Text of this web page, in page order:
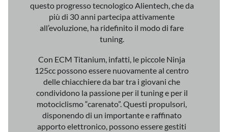
questo progresso tecnologico Alientech, che da
più di 30 anni partecipa attivamente
all’evoluzione, ha ridefinito il modo di fare
tuning.
Con ECM Titanium, infatti, le piccole Ninja
125cc possono essere nuovamente al centro
delle chiacchiere da bar tra i giovani che
condividono la passione per il tuning e per il
motociclismo “carenato”. Questi propulsori,
disponendo di un importante e raffinato
apporto elettronico, possono essere gestiti